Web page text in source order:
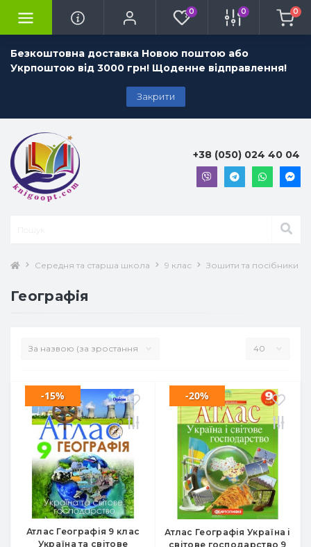
Безкоштовна доставка Новою поштою або
Укрпоштою від 3000 грн! Щоденне відправлення!
Закрити
0 0 0
+38 (050) 024 40 04
Середня та старша школа 9 клас Зошити та посібники 9
Географія
Атлас Географія 9 клас
Україна та світове
-15%
Атлас Географія Україна і
світове господарство 9
-20%